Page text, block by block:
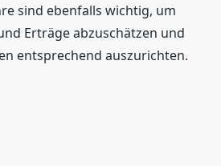
sind ebenfalls wichtig, um
Erträge abzuschätzen und
entsprechend auszurichten.